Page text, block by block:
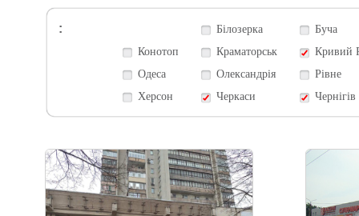
: Білозерка
Буча
Конотоп
Краматорськ
Кривий
Одеса
Олександрія
Рівне
Херсон
Черкаси Чернігів